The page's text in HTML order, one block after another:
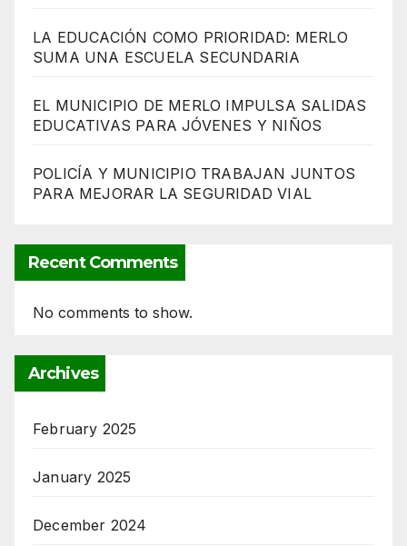
LA EDUCACIÓN COMO PRIORIDAD: MERLO
SUMA UNA ESCUELA SECUNDARIA
EL MUNICIPIO DE MERLO IMPULSA SALIDAS
EDUCATIVAS PARA JÓVENES Y NIÑOS
POLICÍA Y MUNICIPIO TRABAJAN JUNTOS
PARA MEJORAR LA SEGURIDAD VIAL
Recent Comments
No comments to show.
Archives
February 2025
January 2025
December 2024